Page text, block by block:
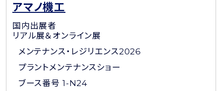
アマノ機工
国内出展者
リアル展＆オンライン展
メンテナンス・レジリエンス2026
プラントメンテナンスショー
ブース番号 1-N24